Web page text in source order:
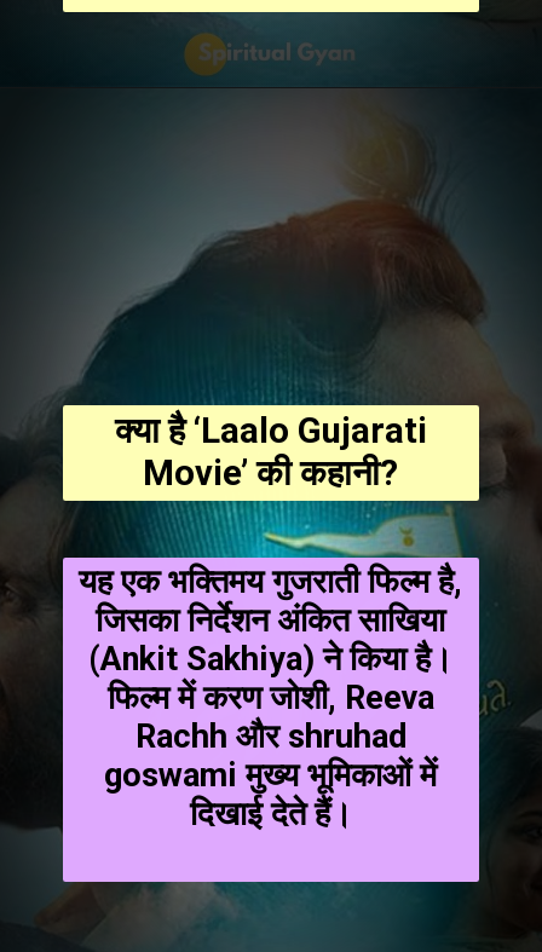
क्या है ‘Laalo Gujarati
Movie’ की कहानी?
यह एक भक्तिमय गुजराती फिल्म है,
जिसका निर्देशन अंकित साखिया
(Ankit Sakhiya) ने किया है।
फिल्म में करण जोशी, Reeva
Rachh और shruhad
goswami मुख्य भूमिकाओं में
दिखाई देते हैं।